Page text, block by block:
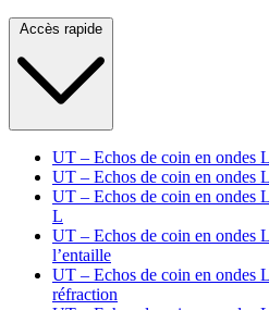
Accès rapide
UT – Echos de coin en ondes
UT – Echos de coin en ondes
UT – Echos de coin en ondes
L
UT – Echos de coin en ondes
l’entaille
UT – Echos de coin en ondes
réfraction